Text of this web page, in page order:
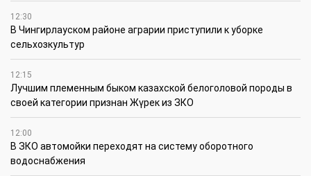
12:30
В Чингирлауском районе аграрии приступили к уборке
сельхозкультур
12:15
Лучшим племенным быком казахской белоголовой породы в
своей категории признан Жүрек из ЗКО
12:00
В ЗКО автомойки переходят на систему оборотного
водоснабжения